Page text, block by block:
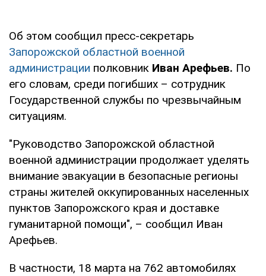
Об этом сообщил пресс-секретарь
Запорожской областной военной
администрации полковник Иван Арефьев. По
его словам, среди погибших – сотрудник
Государственной службы по чрезвычайным
ситуациям.
"Руководство Запорожской областной
военной администрации продолжает уделять
внимание эвакуации в безопасные регионы
страны жителей оккупированных населенных
пунктов Запорожского края и доставке
гуманитарной помощи", – сообщил Иван
Арефьев.
В частности, 18 марта на 762 автомобилях